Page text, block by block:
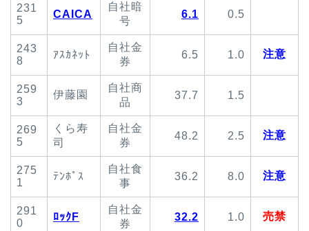
231
5
CAICA
自社暗
号
6.1 0.5
243
8
ｱｽｶﾈｯﾄ
自社金
券
6.5 1.0 注意
259
3
伊藤園
自社商
品
37.7 1.5
269
5
くら寿
司
自社金
券
48.2 2.5 注意
275
1
ﾃﾝﾎﾟｽ
自社食
事
36.2 8.0 注意
291
0
ﾛｯｸF
自社金
券
32.2 1.0 売禁